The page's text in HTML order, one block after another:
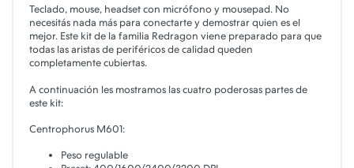
Teclado, mouse, headset con micrófono y mousepad. No
necesitás nada más para conectarte y demostrar quien es el
mejor. Este kit de la familia Redragon viene preparado para que
todas las aristas de periféricos de calidad queden
completamente cubiertas.
A continuación les mostramos las cuatro poderosas partes de
este kit:
Centrophorus M601:
Peso regulable